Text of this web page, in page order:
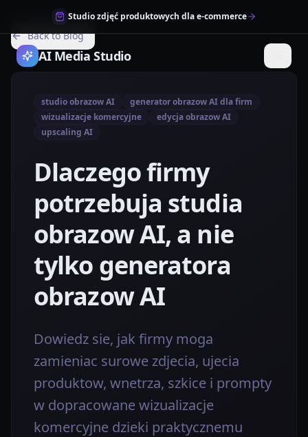
Studio zdjęć produktowych dla e-commerce
AI Media Studio
Back to Blog
studio obrazow AI
generator obrazow AI dla firm
wizualizacje komercyjne
edycja obrazow AI
upscaling AI
Dlaczego firmy
potrzebuja studia
obrazow AI, a nie
tylko generatora
obrazow AI
Dowiedz sie, jak firmy moga
zamieniac surowe zdjecia, ujecia
produktow, wnetrza, szkice i prompty
w dopracowane wizualizacje
komercyjne dzieki praktycznemu